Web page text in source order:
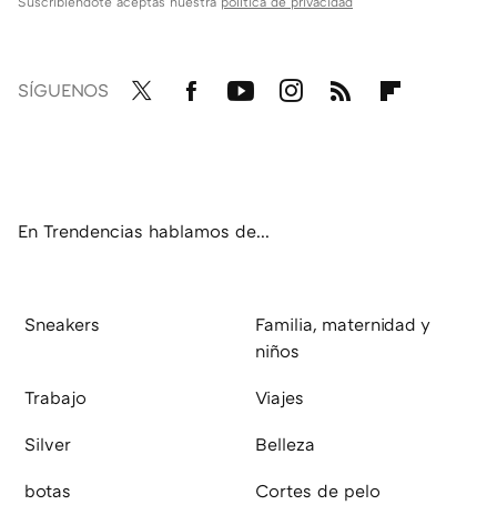
SÍGUENOS
En Trendencias hablamos de...
Sneakers
Familia, maternidad y
niños
Trabajo Viajes
Silver Belleza
botas Cortes de pelo